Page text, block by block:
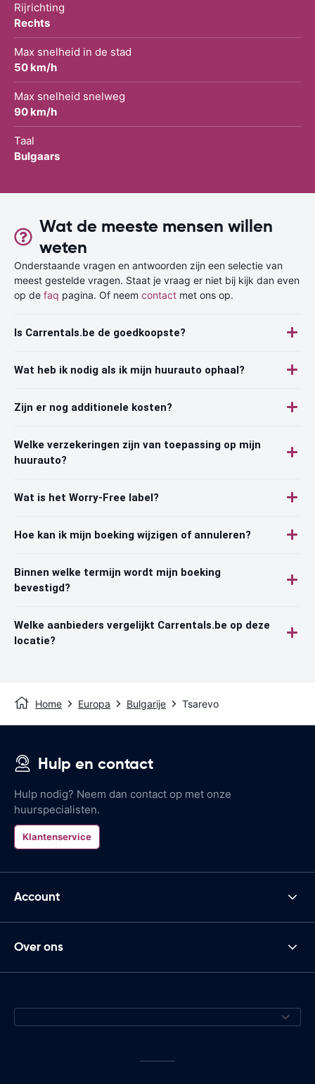
Rijrichting
Rechts
Max snelheid in de stad
50 km/h
Max snelheid snelweg
90 km/h
Taal
Bulgaars
Wat de meeste mensen willen
weten
Onderstaande vragen en antwoorden zijn een selectie van
meest gestelde vragen. Staat je vraag er niet bij kijk dan even
op de faq pagina. Of neem contact met ons op.
Is Carrentals.be de goedkoopste?
Wat heb ik nodig als ik mijn huurauto ophaal?
Zijn er nog additionele kosten?
Welke verzekeringen zijn van toepassing op mijn
huurauto?
Wat is het Worry-Free label?
Hoe kan ik mijn boeking wijzigen of annuleren?
Binnen welke termijn wordt mijn boeking
bevestigd?
Welke aanbieders vergelijkt Carrentals.be op deze
locatie?
Home Europa Bulgarije Tsarevo
Hulp en contact
Hulp nodig? Neem dan contact op met onze
huurspecialisten.
Klantenservice
Account
Over ons